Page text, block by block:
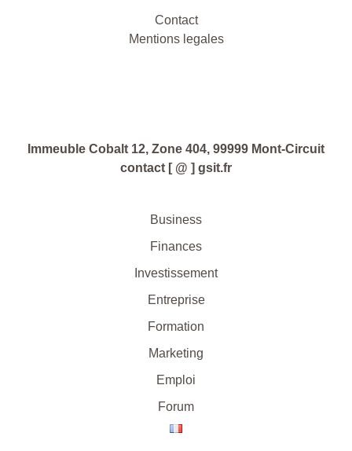
Contact
Mentions legales
Immeuble Cobalt 12, Zone 404, 99999 Mont-Circuit
contact [ @ ] gsit.fr
Business
Finances
Investissement
Entreprise
Formation
Marketing
Emploi
Forum